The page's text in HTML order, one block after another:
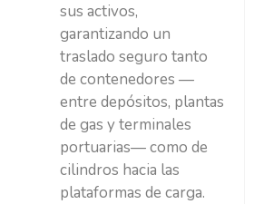
sus activos,
garantizando un
traslado seguro tanto
de contenedores —
entre depósitos, plantas
de gas y terminales
portuarias— como de
cilindros hacia las
plataformas de carga.